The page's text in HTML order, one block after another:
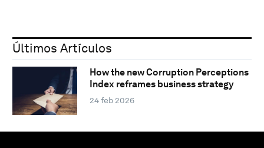
Últimos Artículos
How the new Corruption Perceptions
Index reframes business strategy
24 feb 2026